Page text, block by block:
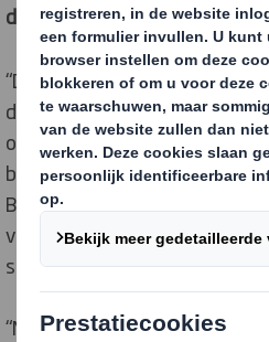
de overheid of van de
“Duurzaamheid is een
disciplines moeten
overheid en overkoepelende
brancheorganisaties moeten
Bovendien is er een sterke en
voor duurzaamheid bij
sector, met name de laatste
“Met de huidige focus op